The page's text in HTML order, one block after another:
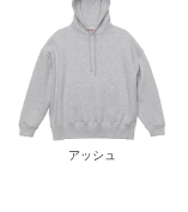
アッシュ